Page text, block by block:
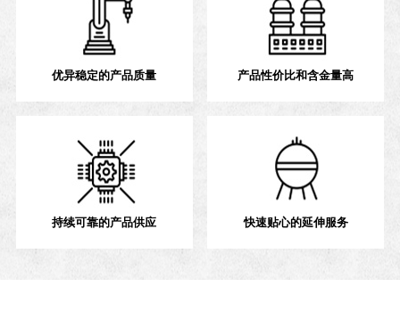
优异稳定的产品质量 产品性价比和含金量高
持续可靠的产品供应 快速贴心的延伸服务